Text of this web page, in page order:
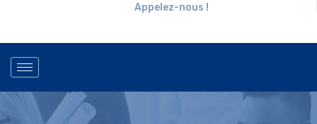
Appelez-nous !